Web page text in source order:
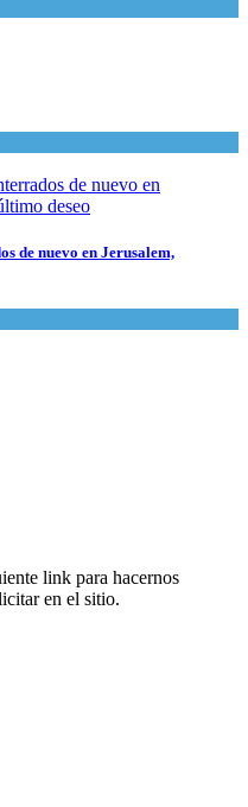
de nuevo en Jerusalem,
link para hacernos
en el sitio.